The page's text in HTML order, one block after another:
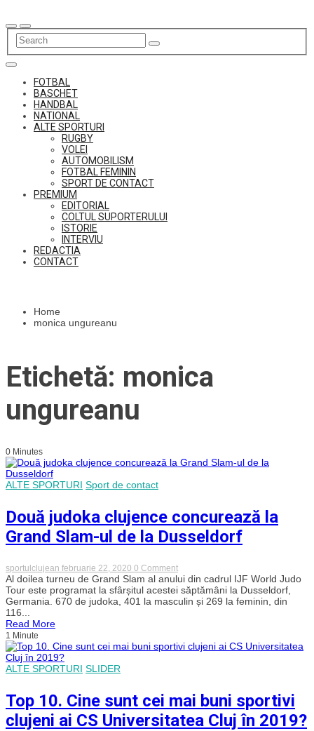
to
content
FOTBAL
BASCHET
HANDBAL
NATIONAL
ALTE SPORTURI
RUGBY
VOLEI
AUTOMOBILISM
FOTBAL FEMININ
SPORT DE CONTACT
PREMIUM
EDITORIAL
COLTUL SUPORTERULUI
ISTORIE
INTERVIU
REDACTIA
CONTACT
Home
monica ungureanu
Etichetă: monica
ungureanu
0 Minutes
ALTE SPORTURI Sport de contact
Două judoka clujence concurează la
Grand Slam-ul de la Dusseldorf
sportulclujean februarie 22, 2020 0 Commenton
Două
judoka
clujence
concurează
ul
Al doilea turneu de Grand Slam al anului din cadrul IJF World Judo
Tour este programat la sfârșitul acestei săptămâni la Dusseldorf,
Germania. 670 de judoka, 401 la masculin și 269 la feminin, din
116...
Read More
1 Minute
ALTE SPORTURI SLIDER
Top 10. Cine sunt cei mai buni sportivi
clujeni ai CS Universitatea Cluj în 2019?